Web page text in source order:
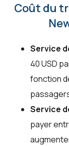
Coût du
Service
40 USD
fonction
Service
payer